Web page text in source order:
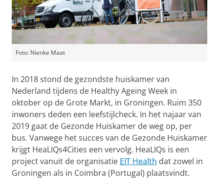
Foto: Nienke Maat
In 2018 stond de gezondste huiskamer van
Nederland tijdens de Healthy Ageing Week in
oktober op de Grote Markt, in Groningen. Ruim 350
inwoners deden een leefstijlcheck. In het najaar van
2019 gaat de Gezonde Huiskamer de weg op, per
bus. Vanwege het succes van de Gezonde Huiskamer
krijgt HeaLIQs4Cities een vervolg. HeaLIQs is een
project vanuit de organisatie EIT Health dat zowel in
Groningen als in Coimbra (Portugal) plaatsvindt.